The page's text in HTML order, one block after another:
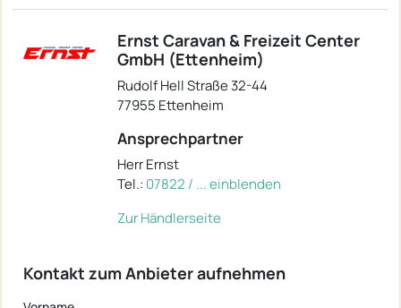
Ernst Caravan & Freizeit Center
GmbH (Ettenheim)
Rudolf Hell Straße 32-44
77955 Ettenheim
Ansprechpartner
Herr Ernst
Tel.: 07822 / ... einblenden
Zur Händlerseite
Kontakt zum Anbieter aufnehmen